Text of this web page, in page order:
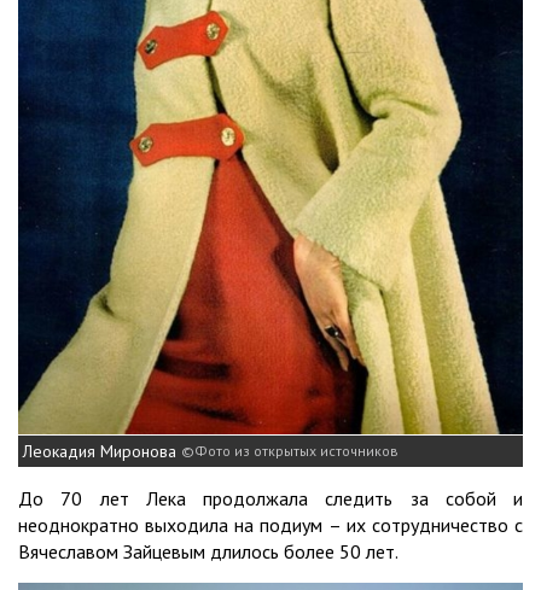
Леокадия Миронова Фото из открытых источников
До 70 лет Лека продолжала следить за собой и
неоднократно выходила на подиум – их сотрудничество с
Вячеславом Зайцевым длилось более 50 лет.